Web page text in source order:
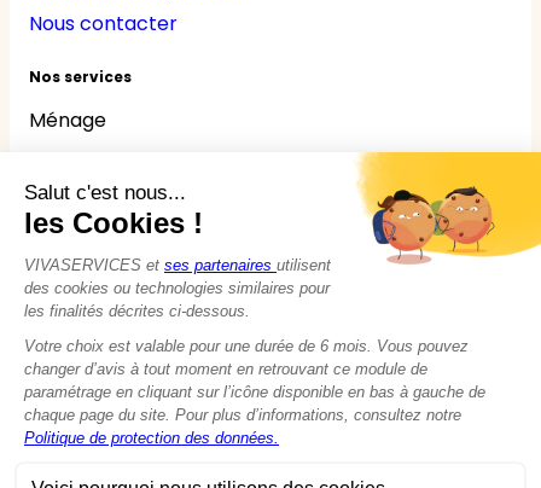
Nous contacter
Nos services
Ménage
Jardinage
Bricolage
Nounou
Seniors
Handicaps
© 2015 - 2026VIVASERVICES
Modifier vos préférences en matière de cookies